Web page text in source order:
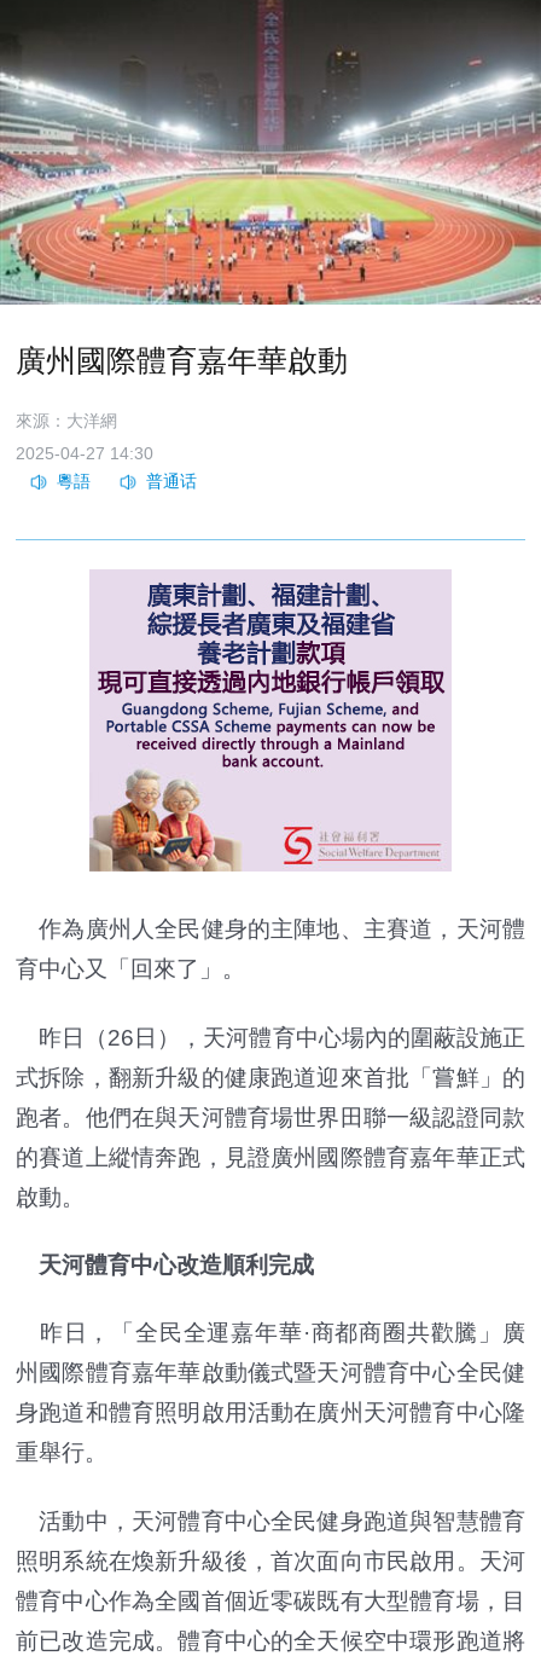
廣州國際體育嘉年華啟動
來源：大洋網
2025-04-27 14:30
作為廣州人全民健身的主陣地、主賽道，天河體
育中心又「回來了」。
昨日（26日），天河體育中心場內的圍蔽設施正
式拆除，翻新升級的健康跑道迎來首批「嘗鮮」的
跑者。他們在與天河體育場世界田聯一級認證同款
的賽道上縱情奔跑，見證廣州國際體育嘉年華正式
啟動。
天河體育中心改造順利完成
昨日，「全民全運嘉年華·商都商圈共歡騰」廣
州國際體育嘉年華啟動儀式暨天河體育中心全民健
身跑道和體育照明啟用活動在廣州天河體育中心隆
重舉行。
活動中，天河體育中心全民健身跑道與智慧體育
照明系統在煥新升級後，首次面向市民啟用。天河
體育中心作為全國首個近零碳既有大型體育場，目
前已改造完成。體育中心的全天候空中環形跑道將